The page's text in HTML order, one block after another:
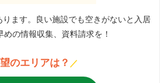
ます。良い施設でも空きがないと入居
めの情報収集、資料請求を！
のエリアは？ ／